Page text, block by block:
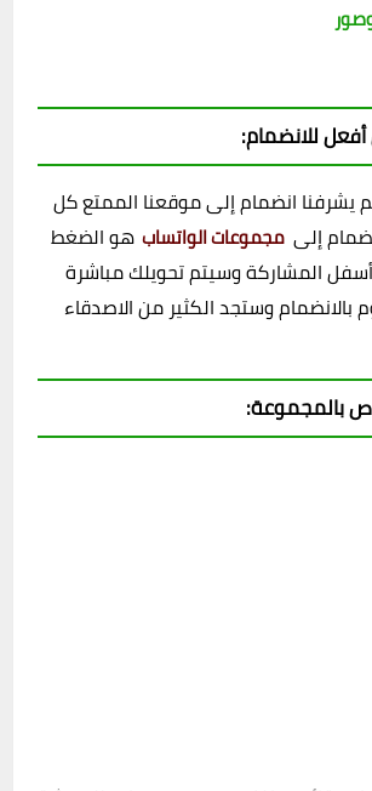
للانضمام:
يشرفنا انضمام إلى موقعنا الممتع كل
إلى مجموعات الواتساب هو الضغط
المشاركة وسيتم تحويلك مباشرة
بالانضمام وستجد الكثير من الاصدقاء
بالمجموعة: